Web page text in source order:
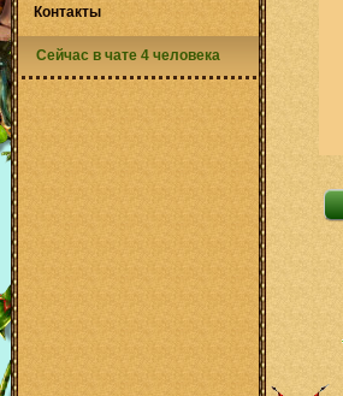
Контакты
Сейчас в чате 4 человека